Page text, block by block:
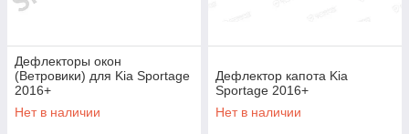
Дефлекторы окон
(Ветровики) для Kia Sportage
2016+
Нет в наличии
Дефлектор капота Kia
Sportage 2016+
Нет в наличии